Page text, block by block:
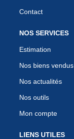
Contact
NOS SERVICES
Estimation
Nos biens vendus
Nos actualités
Nos outils
Mon compte
LIENS UTILES